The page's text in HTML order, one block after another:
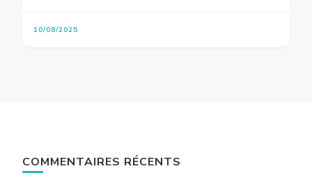
10/08/2025
COMMENTAIRES RÉCENTS